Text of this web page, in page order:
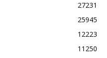
27231
25945
12223
11250